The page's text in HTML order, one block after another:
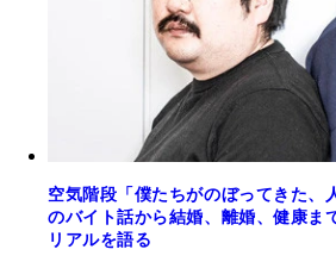
空気階段「僕たちがのぼってきた、
のバイト話から結婚、離婚、健康ま
リアルを語る